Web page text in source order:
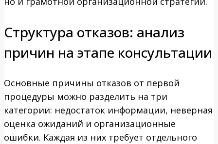
Структура отказов: анализ
причин на этапе консультации
Основные причины отказов от первой
процедуры можно разделить на три
категории: недостаток информации, неверная
оценка ожиданий и организационные
ошибки. Каждая из них требует отдельного